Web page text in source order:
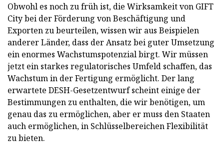
Obwohl es noch zu früh ist, die Wirksamkeit von GIFT
City bei der Förderung von Beschäftigung und
Exporten zu beurteilen, wissen wir aus Beispielen
anderer Länder, dass der Ansatz bei guter Umsetzung
ein enormes Wachstumspotenzial birgt. Wir müssen
jetzt ein starkes regulatorisches Umfeld schaffen, das
Wachstum in der Fertigung ermöglicht. Der lang
erwartete DESH-Gesetzentwurf scheint einige der
Bestimmungen zu enthalten, die wir benötigen, um
genau das zu ermöglichen, aber er muss den Staaten
auch ermöglichen, in Schlüsselbereichen Flexibilität
zu bieten.